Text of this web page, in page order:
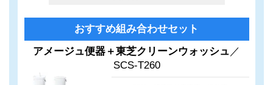
ム
おすすめ組み合わせセット
アメージュ便器＋東芝クリーンウォッシュ ／
SCS-T260
ー